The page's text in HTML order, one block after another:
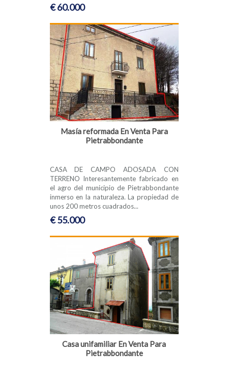
€ 60.000
Masía reformada En Venta Para
Pietrabbondante
CASA DE CAMPO ADOSADA CON
TERRENO Interesantemente fabricado en
el agro del municipio de Pietrabbondante
inmerso en la naturaleza. La propiedad de
unos 200 metros cuadrados...
€ 55.000
Casa unifamiliar En Venta Para
Pietrabbondante